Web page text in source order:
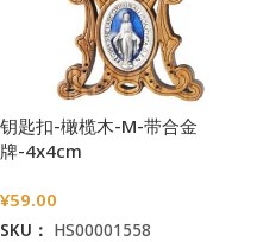
钥匙扣-橄榄木-M-带合金
牌-4x4cm
¥59.00
SKU： HS00001558